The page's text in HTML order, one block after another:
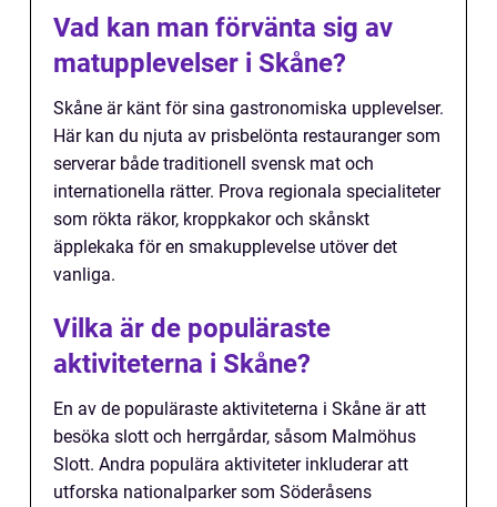
Vad kan man förvänta sig av
matupplevelser i Skåne?
Skåne är känt för sina gastronomiska upplevelser.
Här kan du njuta av prisbelönta restauranger som
serverar både traditionell svensk mat och
internationella rätter. Prova regionala specialiteter
som rökta räkor, kroppkakor och skånskt
äpplekaka för en smakupplevelse utöver det
vanliga.
Vilka är de populäraste
aktiviteterna i Skåne?
En av de populäraste aktiviteterna i Skåne är att
besöka slott och herrgårdar, såsom Malmöhus
Slott. Andra populära aktiviteter inkluderar att
utforska nationalparker som Söderåsens